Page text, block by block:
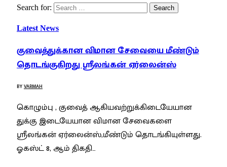
Search for:
Latest News
குவைத்துக்கான விமான சேவையை மீண்டும்
தொடங்குகிறது ஸ்ரீலங்கன் ஏர்லைன்ஸ்
BYVARMAH
கொழும்பு , குவைத் ஆகியவற்றுக்கிடையேயான
துக்கு இடையேயான விமான சேவைகளை
ஸ்ரீலங்கன் ஏர்லைன்ஸ்,மீண்டும் தொடங்கியுள்ளது.
ஓகஸ்ட் 8, ஆம் திகதி…